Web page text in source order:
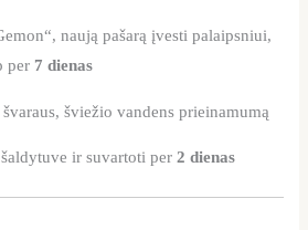
naują pašarą įvesti palaipsniui,
per 7 dienas
šviežio vandens prieinamumą
ir suvartoti per2 dienas